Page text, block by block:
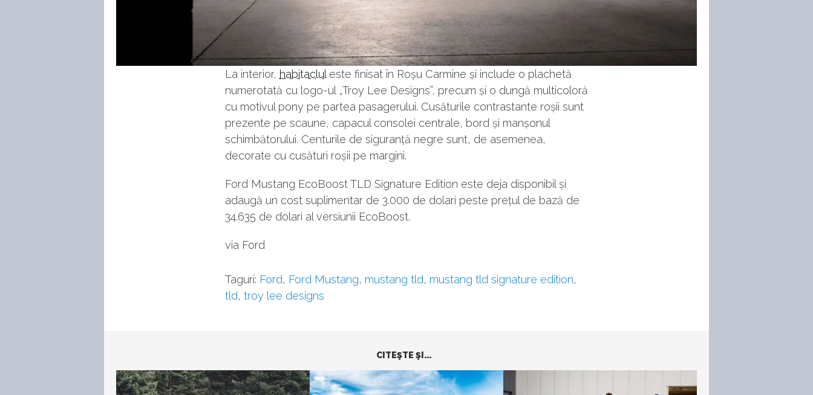
La interior, habitaclul este finisat în Roșu Carmine și include o plachetă
numerotată cu logo-ul „Troy Lee Designs”, precum și o dungă multicoloră
cu motivul pony pe partea pasagerului. Cusăturile contrastante roșii sunt
prezente pe scaune, capacul consolei centrale, bord și manșonul
schimbătorului. Centurile de siguranță negre sunt, de asemenea,
decorate cu cusături roșii pe margini.
Ford Mustang EcoBoost TLD Signature Edition este deja disponibil și
adaugă un cost suplimentar de 3.000 de dolari peste prețul de bază de
34.635 de dolari al versiunii EcoBoost.
via Ford
Taguri: Ford, Ford Mustang, mustang tld, mustang tld signature edition,
tld, troy lee designs
CITEŞTE ŞI...